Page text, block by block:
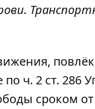
ч. 2 ст. 286
сроком